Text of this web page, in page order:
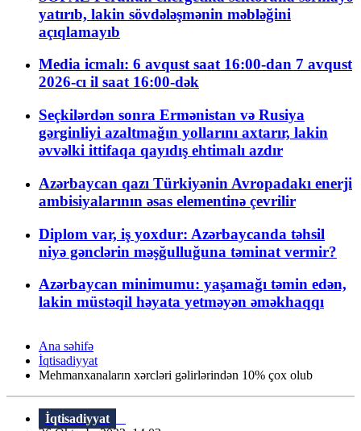
yatırıb, lakin sövdələşmənin məbləğini
açıqlamayıb
Media icmalı: 6 avqust saat 16:00-dan 7 avqust
2026-cı il saat 16:00-dək
Seçkilərdən sonra Ermənistan və Rusiya
gərginliyi azaltmağın yollarını axtarır, lakin
əvvəlki ittifaqa qayıdış ehtimalı azdır
Azərbaycan qazı Türkiyənin Avropadakı enerji
ambisiyalarının əsas elementinə çevrilir
Diplom var, iş yoxdur: Azərbaycanda təhsil
niyə gənclərin məşğulluğuna təminat vermir?
Azərbaycan minimumu: yaşamağı təmin edən,
lakin müstəqil həyata yetməyən əməkhaqqı
Ana səhifə
İqtisadiyyat
Mehmanxanaların xərcləri gəlirlərindən 10% çox olub
İqtisadiyyat